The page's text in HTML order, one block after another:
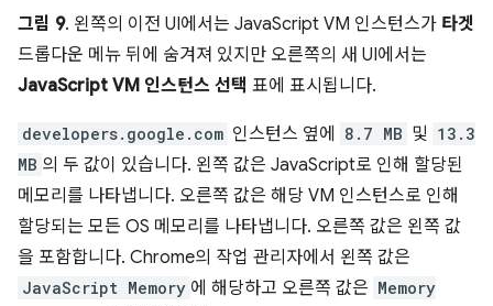
그림 9. 왼쪽의 이전 UI에서는 JavaScript VM 인스턴스가 타겟
드롭다운 메뉴 뒤에 숨겨져 있지만 오른쪽의 새 UI에서는
JavaScript VM 인스턴스 선택 표에 표시됩니다.
developers.google.com 인스턴스 옆에 8.7 MB 및 13.3
MB 의 두 값이 있습니다. 왼쪽 값은 JavaScript로 인해 할당된
메모리를 나타냅니다. 오른쪽 값은 해당 VM 인스턴스로 인해
할당되는 모든 OS 메모리를 나타냅니다. 오른쪽 값은 왼쪽 값
을 포함합니다. Chrome의 작업 관리자에서 왼쪽 값은
JavaScript Memory 에 해당하고 오른쪽 값은 Memory